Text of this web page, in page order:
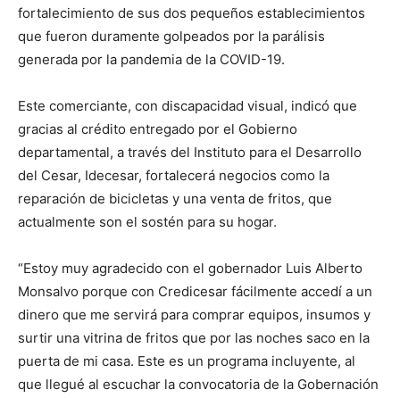
fortalecimiento de sus dos pequeños establecimientos
que fueron duramente golpeados por la parálisis
generada por la pandemia de la COVID-19.
Este comerciante, con discapacidad visual, indicó que
gracias al crédito entregado por el Gobierno
departamental, a través del Instituto para el Desarrollo
del Cesar, Idecesar, fortalecerá negocios como la
reparación de bicicletas y una venta de fritos, que
actualmente son el sostén para su hogar.
“Estoy muy agradecido con el gobernador Luis Alberto
Monsalvo porque con Credicesar fácilmente accedí a un
dinero que me servirá para comprar equipos, insumos y
surtir una vitrina de fritos que por las noches saco en la
puerta de mi casa. Este es un programa incluyente, al
que llegué al escuchar la convocatoria de la Gobernación